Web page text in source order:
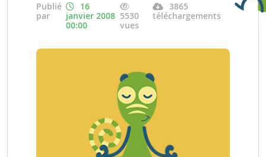
Publié
par
16
janvier 2008
00:00
5530
vues
3865
téléchargements